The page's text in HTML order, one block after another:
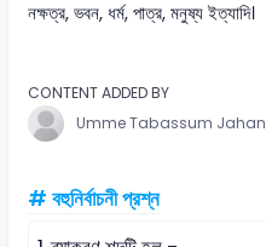
নক্ষত্র, ভবন, ধর্ম, পাত্র, মনুষ্য ইত্যাদি।
CONTENT ADDED BY
Umme Tabassum Jahan
# বহুনির্বাচনী প্রশ্ন